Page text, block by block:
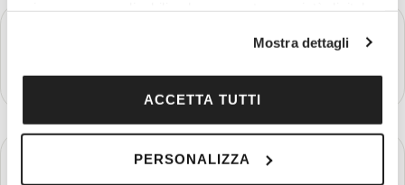
modificare o revocare il proprio consenso in qualsiasi
momento dalla Dichiarazione sui cookie o facendo clic
sull'icona di attivazione della privacy.
Con il tuo consenso, vorremmo anche:
raccogliere informazioni sulla tua posizione
Mostra dettagli
ACCETTA TUTTI
PERSONALIZZA
Più dettagli